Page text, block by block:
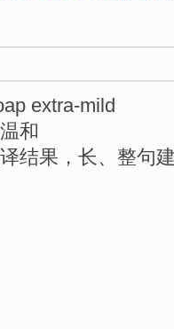
extra-mild
和
结果，长、整句